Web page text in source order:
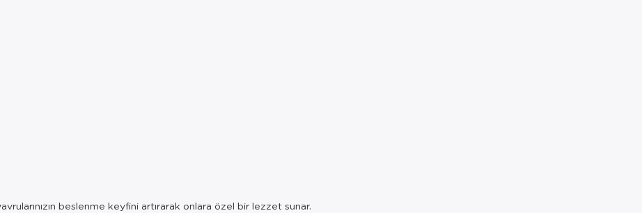
beslenme keyfini artırarak onlara özel bir lezzet sunar.